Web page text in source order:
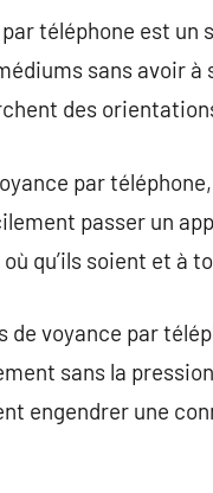
téléphone est
sans avoir
des
par
passer un
qu’ils soient et à
de voyance par
sans la
engendrer une